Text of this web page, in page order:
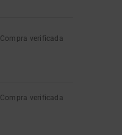
Compra verificada
Compra verificada